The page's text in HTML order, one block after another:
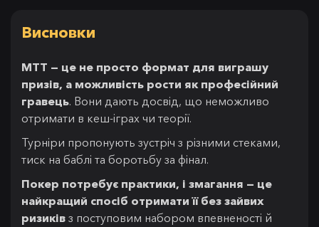
Висновки
MTT — це не просто формат для виграшу
призів, а можливість рости як професійний
гравець. Вони дають досвід, що неможливо
отримати в кеш-іграх чи теорії.
Турніри пропонують зустріч з різними стеками,
тиск на баблі та боротьбу за фінал.
Покер потребує практики, і змагання — це
найкращий спосіб отримати її без зайвих
ризиків з поступовим набором впевненості й